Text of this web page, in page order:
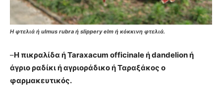
Η φτελιά ή ulmus rubra ή slippery elm ή κόκκινη φτελιά.
–Η πικραλίδα ή Taraxacum officinale ή dandelion ή
άγριο ραδίκι ή αγριοράδικο ή Ταραξάκος ο
φαρμακευτικός.